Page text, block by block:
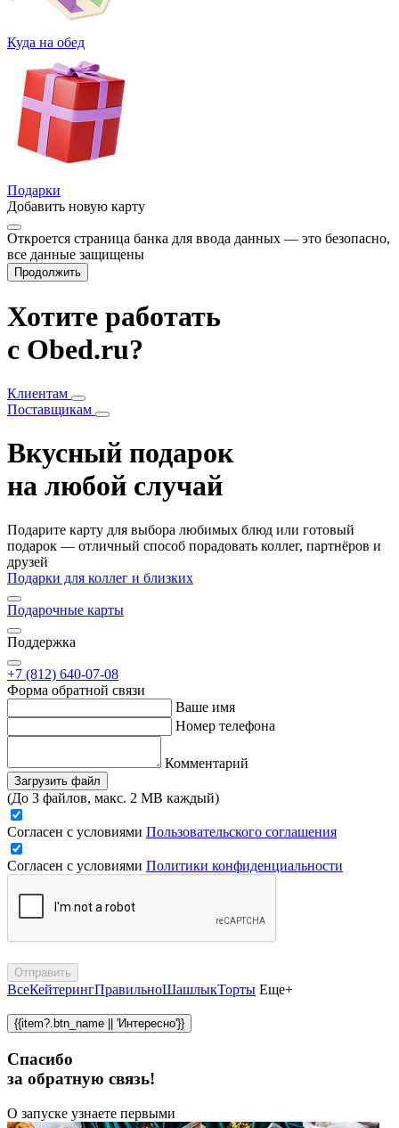
Куда на обед
Подарки
Добавить новую карту
Откроется страница банка для ввода данных — это безопасно,
все данные защищены
Продолжить
Хотите работать
с Obed.ru?
Клиентам
Поставщикам
Вкусный подарок
на любой случай
Подарите карту для выбора любимых блюд или готовый
подарок — отличный способ порадовать коллег, партнёров и
друзей
Подарки для коллег и близких
Подарочные карты
Поддержка
+7 (812) 640-07-08
Форма обратной связи
Ваше имя
Номер телефона
Комментарий
Загрузить файл
(До 3 файлов, макс. 2 MB каждый)
Согласен с условиями Пользовательского соглашения
Согласен с условиями Политики конфиденциальности
Отправить
ВсеКейтерингПравильноШашлыкТорты Еще+
{{item?.btn_name || 'Интересно'}}
Спасибо
за обратную связь!
О запуске узнаете первыми